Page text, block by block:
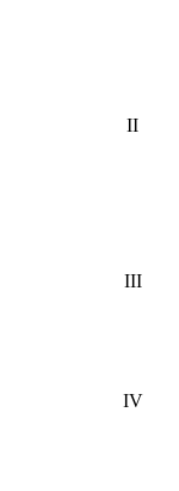
II
III
IV